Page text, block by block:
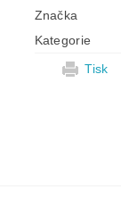
Značka
Kategorie
Tisk